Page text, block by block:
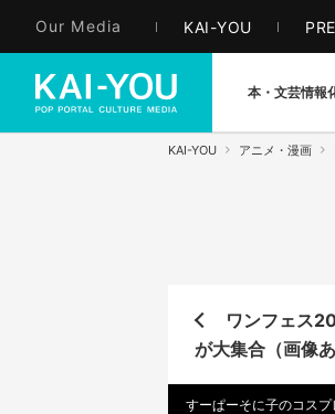
Our Media KAI-YOU
本・文芸情報
KAI-YOU アニメ・漫画
ワンフェス
が大集合（画像
すーぱーそに子のコスプ